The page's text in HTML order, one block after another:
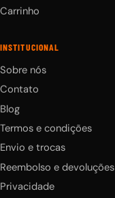
Carrinho
INSTITUCIONAL
Sobre nós
Contato
Blog
Termos e condições
Envio e trocas
Reembolso e devoluções
Privacidade